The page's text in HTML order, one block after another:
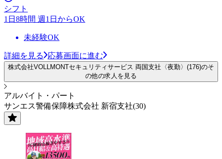
シフト
1日8時間 週1日からOK
未経験OK
詳細を見る 応募画面に進む
株式会社VOLLMONTセキュリティサービス 両国支社〈夜勤〉(176)のそ
の他の求人を見る
アルバイト・パート
サンエス警備保障株式会社 新宿支社(30)